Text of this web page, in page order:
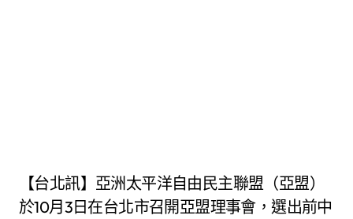
【台北訊】亞洲太平洋自由民主聯盟（亞盟）
於10月3日在台北市召開亞盟理事會，選出前中